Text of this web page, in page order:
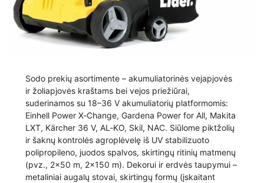
Sodo prekių asortimente – akumuliatorinės vejapjovės
ir žoliapjovės kraštams bei vejos priežiūrai,
suderinamos su 18–36 V akumuliatorių platformomis:
Einhell Power X‑Change, Gardena Power for All, Makita
LXT, Kärcher 36 V, AL‑KO, Skil, NAC. Siūlome piktžolių
ir šaknų kontrolės agroplėvelę iš UV stabilizuoto
polipropileno, juodos spalvos, skirtingų ritinių matmenų
(pvz., 2×50 m, 2×150 m). Dekorui ir erdvės taupymui –
metaliniai augalų stovai, skirtingų formų (įskaitant